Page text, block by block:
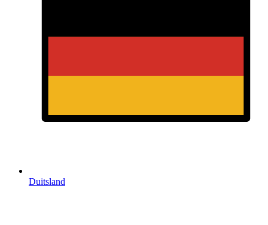
Duitsland